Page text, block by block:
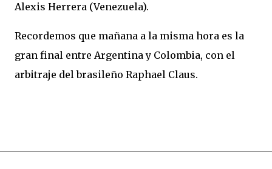
Alexis Herrera (Venezuela).
Recordemos que mañana a la misma hora es la
gran final entre Argentina y Colombia, con el
arbitraje del brasileño Raphael Claus.